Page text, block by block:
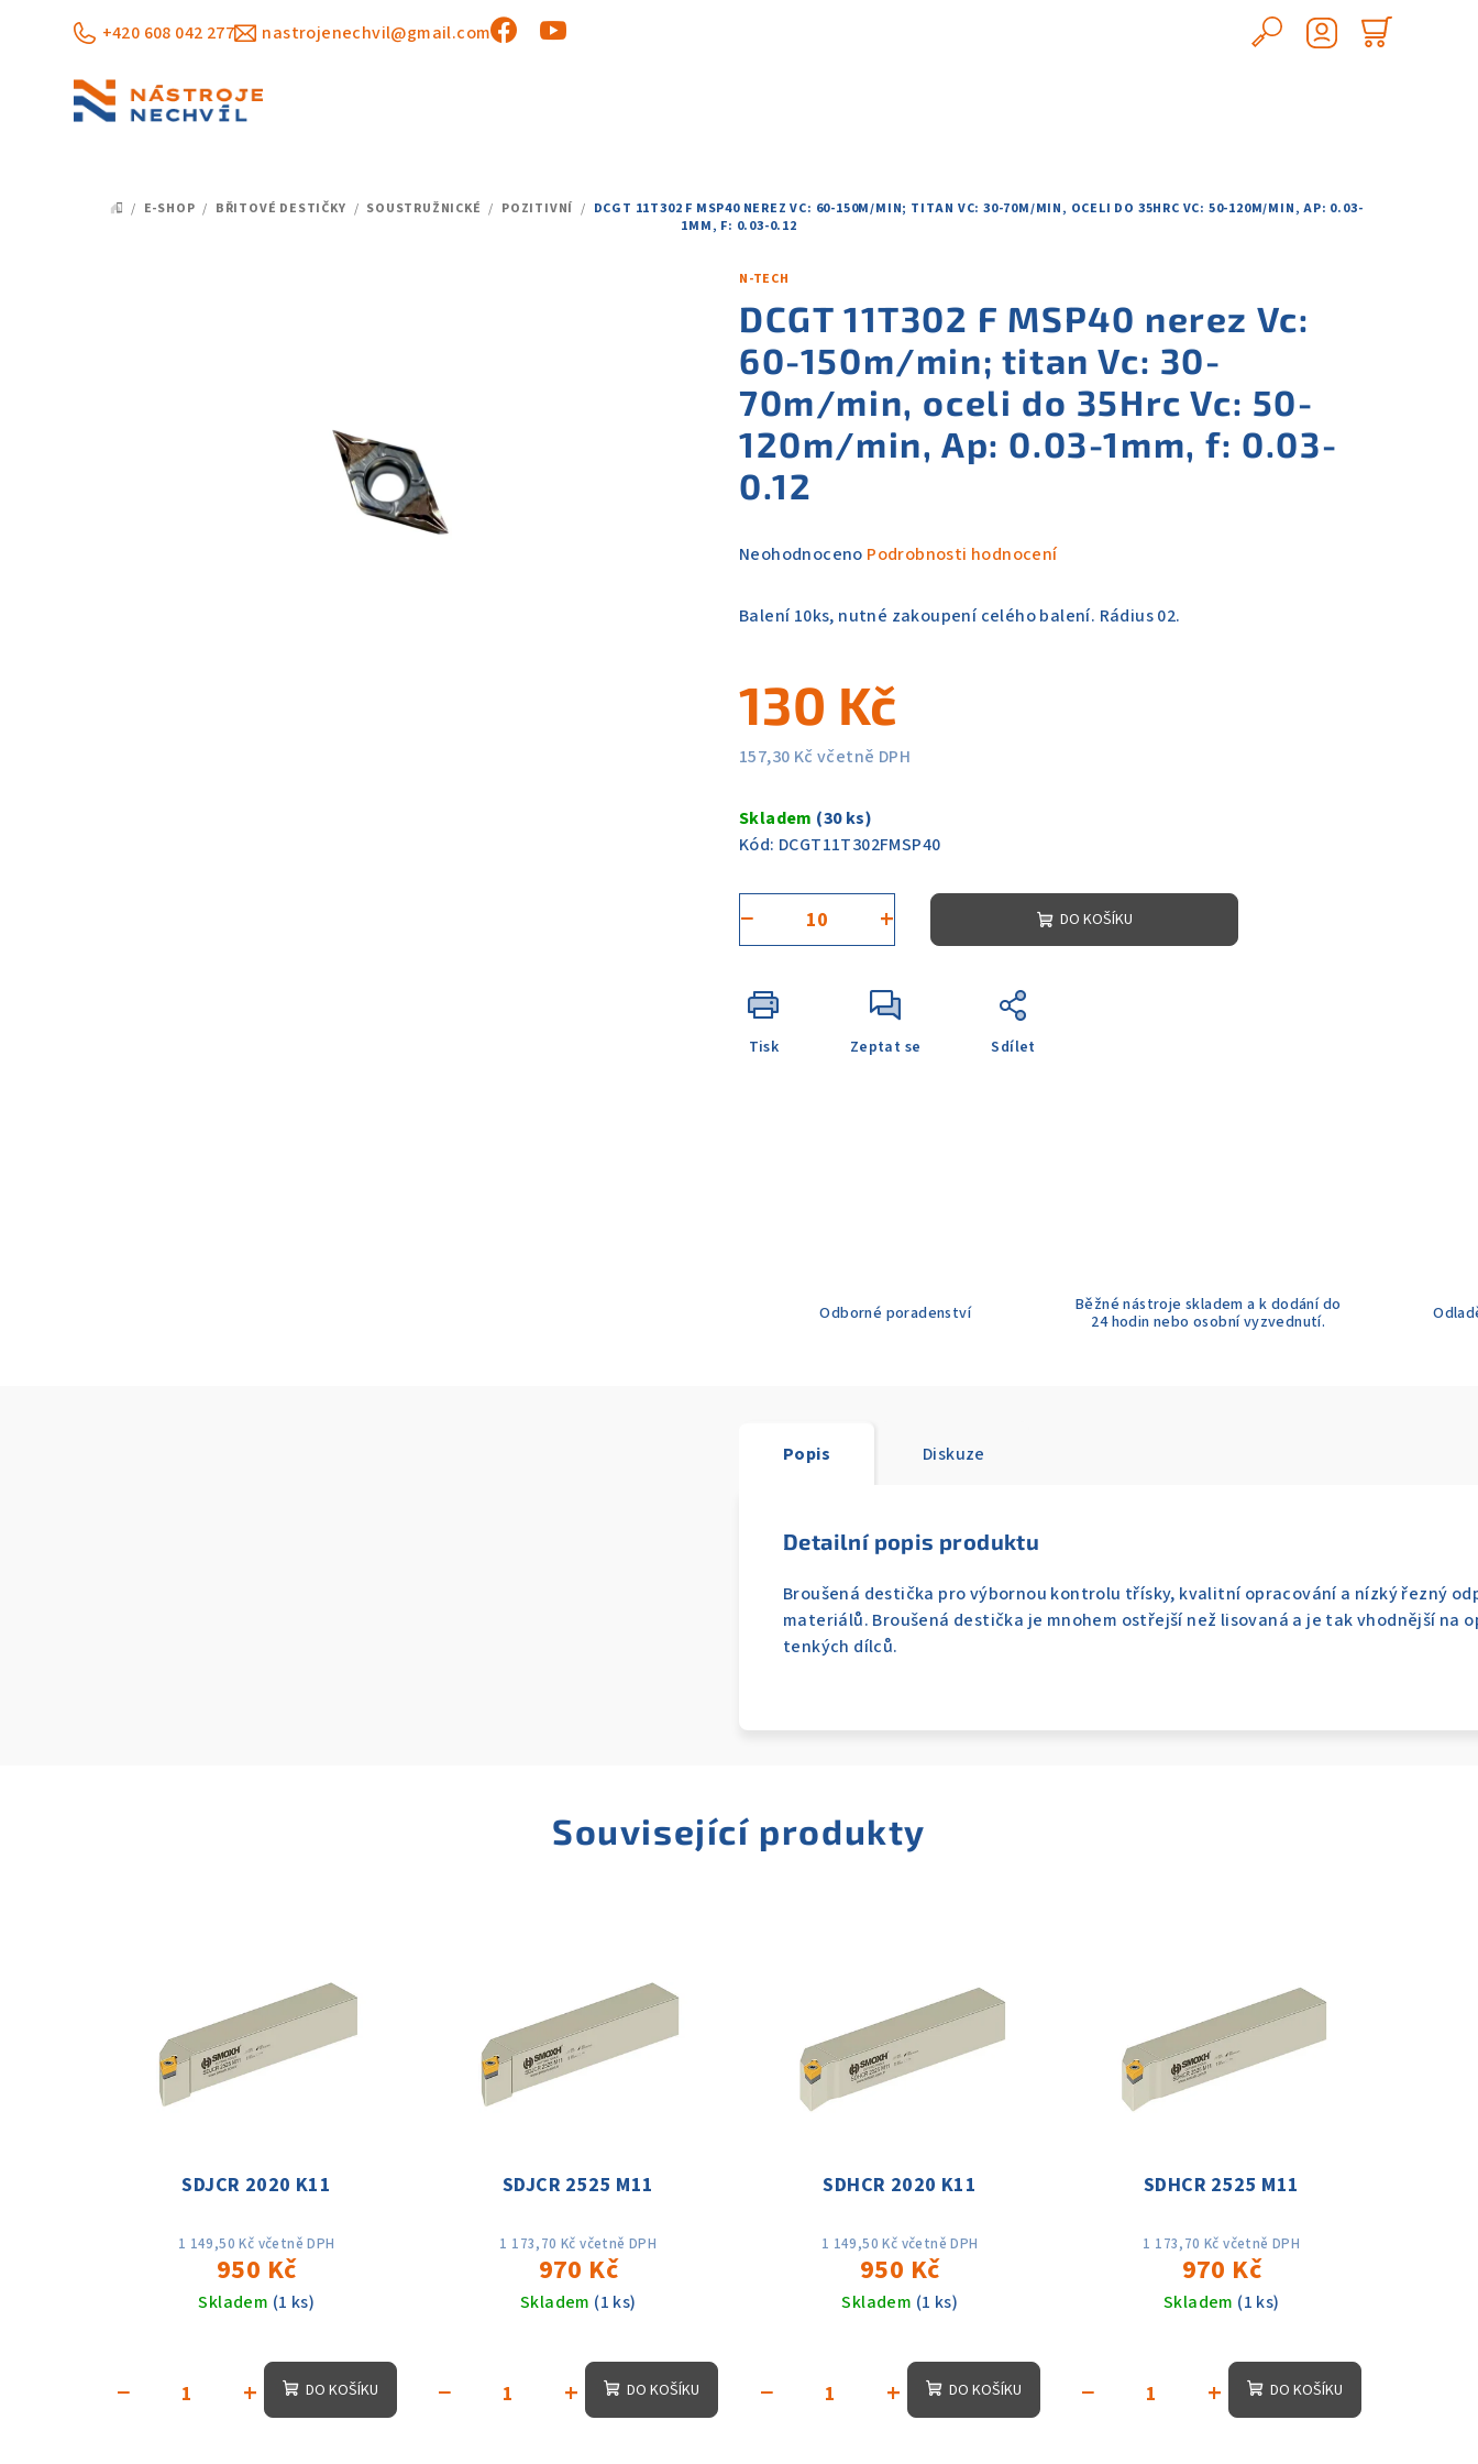
+420 608 042 277 nastrojenechvil@gmail.com
Hledat
DOMŮ
/ E-SHOP / BŘITOVÉ DESTIČKY / SOUSTRUŽNICKÉ / POZITIVNÍ / DCGT 11T302 F MSP40 NEREZ VC: 60-150M/MIN; TITAN VC: 30-70M/MIN, OCELI DO 35HRC VC: 50-120M/MIN, AP: 0.03-
1MM, F: 0.03-0.12
N-TECH
DCGT 11T302 F MSP40 nerez Vc:
60-150m/min; titan Vc: 30-
70m/min, oceli do 35Hrc Vc: 50-
120m/min, Ap: 0.03-1mm, f: 0.03-
0.12
Průměrné
produktu
z
Neohodnoceno Podrobnosti hodnocení
Balení 10ks, nutné zakoupení celého balení. Rádius 02.
130 Kč
157,30 Kč včetně DPH
cena:
Skladem (30 ks)
Kód: DCGT11T302FMSP40
+
− DO KOŠÍKU
Tisk Zeptat se Sdílet
Odborné poradenství
Běžné nástroje skladem a k dodání do
24 hodin nebo osobní vyzvednutí.
Popis Diskuze
Detailní popis produktu
Broušená destička pro výbornou kontrolu třísky, kvalitní opracování a nízký řezný
materiálů. Broušená destička je mnohem ostřejší než lisovaná a je tak vhodnější na
tenkých dílců.
Související produkty
SDJCR 2020 K11
1 149,50 Kč včetně DPH
950 Kč
Skladem (1 ks)
+
− DO KOŠÍKU
SDJCR 2525 M11
1 173,70 Kč včetně DPH
970 Kč
Skladem (1 ks)
+
− DO KOŠÍKU
SDHCR 2020 K11
1 149,50 Kč včetně DPH
950 Kč
Skladem (1 ks)
+
− DO KOŠÍKU
SDHCR 2525 M11
1 173,70 Kč včetně DPH
970 Kč
Skladem (1 ks)
+
− DO KOŠÍKU